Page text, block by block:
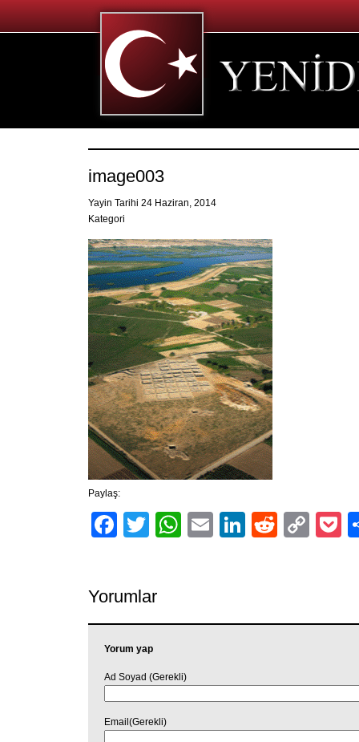
image003
Yayin Tarihi 24 Haziran, 2014
Kategori
Paylaş:
Facebook
TwitterWhatsApp
EmailLinkedIn
Reddit
Yorumlar
Yorum yap
Ad Soyad (Gerekli)
Email(Gerekli)